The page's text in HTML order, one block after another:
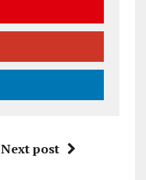
Next post